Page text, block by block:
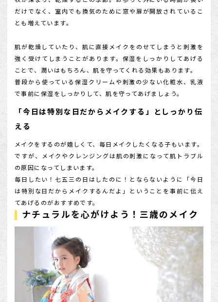
だけでなく、室内でも換気のために窓や扉が開放されているこ
とも増えています。
肌が乾燥していたり、肌に直接メイクをのせてしまうと刺激を
強く受けてしまうことがあります。保湿をしっかりしてあげる
ことで、潤いはもちろん、肌を守ってくれる効果もあります。
普段から使っている保湿クリームや刺激の少ない化粧水、乳液
で事前に保湿をしっかりして、肌を守ってあげましょう。
「今日は特別な日だからメイクする」としっかり伝
える
メイクをするのが嬉しくて、毎日メイクしたくなる子もいます。
ですが、メイクやクレンジングは肌の刺激になって肌トラブル
の原因になってしまいます。
毎日したい！七五三の日はしたのに！とならないように「今日
は特別な日だからメイクするんだよ」ということを事前に伝え
てあげるのがおすすめです。
ナチュラルを心がけよう！三歳のメイク